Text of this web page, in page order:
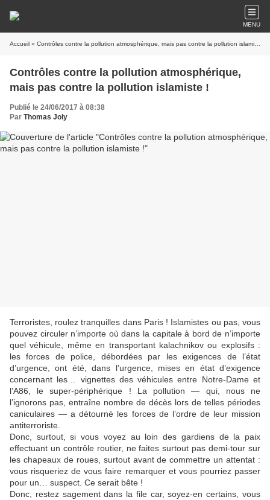
MENU
Accueil » Contrôles contre la pollution atmosphérique, mais pas contre la pollution islamiste !
Contrôles contre la pollution atmosphérique,
mais pas contre la pollution islamiste !
Publié le 24/06/2017 à 08:38
Par Thomas Joly
Terroristes, roulez tranquilles dans Paris ! Islamistes ou pas, vous
pouvez circuler n’importe où dans la capitale à bord de n’importe
quel véhicule, même en transportant kalachnikov ou explosifs :
les forces de police, débordées par les exigences de l’état
d’urgence, ont été, dans l’urgence, mises en état d’exigence
concernant les… vignettes des véhicules entre Notre-Dame et
l’A86, le super-périphérique ! La pollution — qui, nous ne
l’ignorons pas, entraîne nombre de décès lors de telles périodes
caniculaires — a détourné les forces de l’ordre de leur mission
antiterroriste.
Donc, surtout, si vous voyez au loin des gardiens de la paix
effectuant un contrôle routier, ne faites surtout pas demi-tour sur
les chapeaux de roues, surtout avant de commettre un attentat :
vous risqueriez de vous faire remarquer et vous pourriez passer
pour un… suspect. Ce serait bête !
Donc, restez sagement dans la file car, soyez-en certains, vous